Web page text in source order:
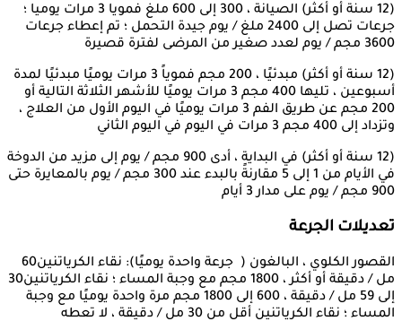
(12 سنة أو أكثر) الصيانة ، 300 إلى 600 ملغ فمويا 3 مرات يوميا ؛
جرعات تصل إلى 2400 ملغ / يوم جيدة التحمل ؛ تم إعطاء جرعات
3600 مجم / يوم لعدد صغير من المرضى لفترة قصيرة
(12 سنة أو أكثر) مبدئيًا ، 200 مجم فموياً 3 مرات يوميًا مبدئيًا لمدة
أسبوعين ، تليها 400 مجم 3 مرات يوميًا للأشهر الثلاثة التالية أو
200 مجم عن طريق الفم 3 مرات يوميًا في اليوم الأول من العلاج ،
وتزداد إلى 400 مجم 3 مرات في اليوم في اليوم الثاني
(12 سنة أو أكثر) في البداية ، أدى 900 مجم / يوم إلى مزيد من الدوخة
في الأيام من 1 إلى 5 مقارنةً بالبدء عند 300 مجم / يوم بالمعايرة حتى
900 مجم / يوم على مدار 3 أيام
تعديلات الجرعة
القصور الكلوي ، البالغون ( جرعة واحدة يوميًا): نقاء الكرياتنين60
مل / دقيقة أو أكثر ، 1800 مجم مع وجبة المساء ؛ نقاء الكرياتنين30
إلى 59 مل / دقيقة ، 600 إلى 1800 مجم مرة واحدة يوميًا مع وجبة
المساء ؛ نقاء الكرياتنين أقل من 30 مل / دقيقة ، لا تعطه